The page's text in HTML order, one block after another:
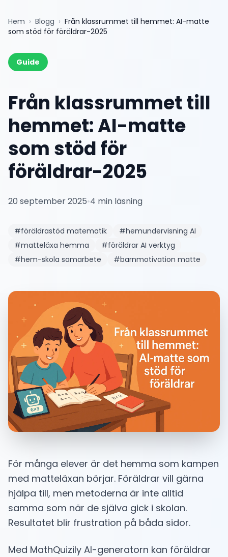
Hem › Blogg › Från klassrummet till hemmet: AI-matte
som stöd för föräldrar-2025
Guide
Från klassrummet till
hemmet: AI-matte
som stöd för
föräldrar-2025
20 september 2025•4 min läsning
#föräldrastöd matematik #hemundervisning AI
#matteläxa hemma #föräldrar AI verktyg
#hem-skola samarbete #barnmotivation matte
För många elever är det hemma som kampen
med matteläxan börjar. Föräldrar vill gärna
hjälpa till, men metoderna är inte alltid
samma som när de själva gick i skolan.
Resultatet blir frustration på båda sidor.
Med MathQuizily AI-generatorn kan föräldrar